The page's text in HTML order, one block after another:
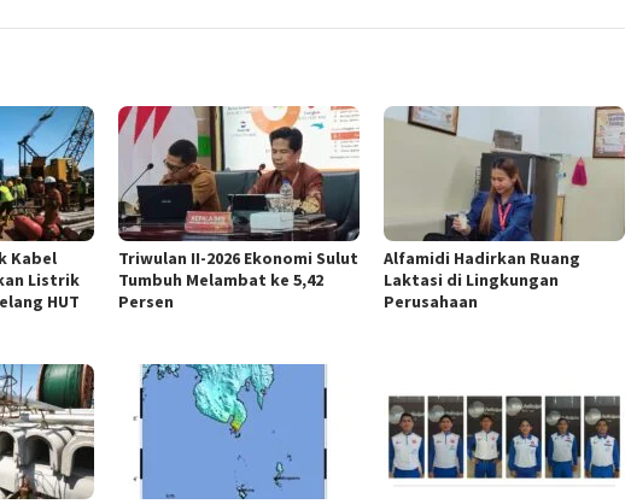
Kabel
Listrik
HUT
Triwulan II-2026 Ekonomi Sulut
Tumbuh Melambat ke 5,42
Persen
Alfamidi Hadirkan Ruang
Laktasi di Lingkungan
Perusahaan